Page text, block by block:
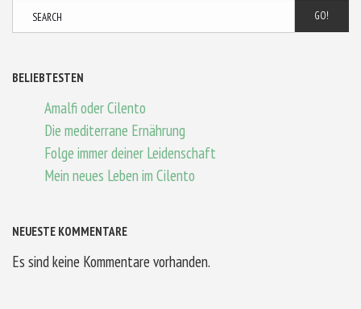
GO!
BELIEBTESTEN
Amalfi oder Cilento
Die mediterrane Ernährung
Folge immer deiner Leidenschaft
Mein neues Leben im Cilento
NEUESTE KOMMENTARE
Es sind keine Kommentare vorhanden.